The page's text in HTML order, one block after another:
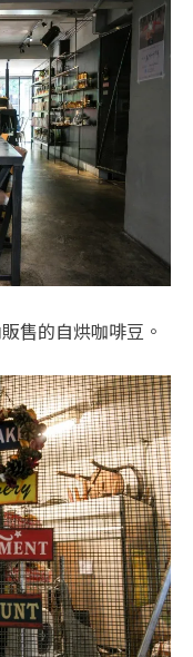
售的自烘咖啡豆。